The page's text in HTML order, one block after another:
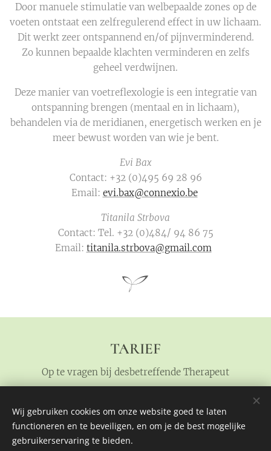
Door manuele stimulatie van welbepaalde zones op de
voeten ontstaat een zelfregulerend effect in uw lichaam.
Dit werkt zeer ontspannend en/of pijnverminderend.
Zo kunnen bepaalde klachten verminderen en zelfs
geheel verdwijnen.
Deze manier van voetreflexologie is een integratie van
ontspanning brengen (mentaal en in lichaam),
behandelen via de meridianen, energetisch werken en je
meer bewust worden van wie je bent.
Evi Bax
Contact: +32 (0)495 69 28 96
Email: evi.bax@connexio.be
Titanila Strbova
Contact: Tel. +32 (0)484/ 94 86 75
Email: titanila.strbova@gmail.com
TARIEF
Op te vragen bij desbetreffende Therapeut
Locatie: Orion - Lepelstraat 200 - 3920 Lommel
Wij gebruiken cookies om onze website goed te laten
functioneren en te beveiligen, en om je de best mogelijke
gebruikerservaring te bieden.